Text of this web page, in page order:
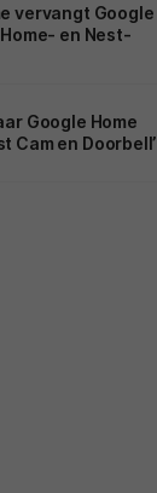
vervangt Google
en Nest-
Google Home
Cam en Doorbell’